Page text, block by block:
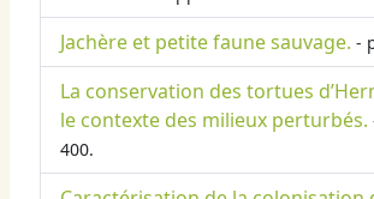
Jachère et petite faune sauvage. -
La conservation des tortues
le contexte des milieux perturbés.
400.